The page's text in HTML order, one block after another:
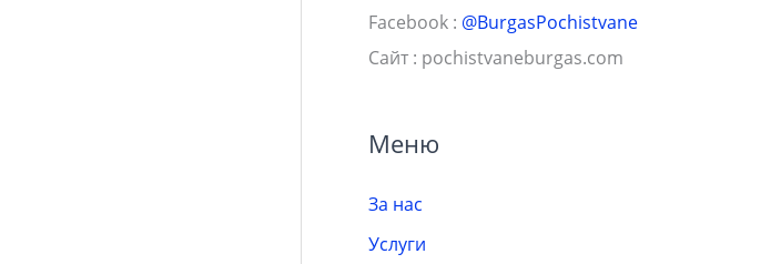
Facebook : @BurgasPochistvane
Сайт : pochistvaneburgas.com
Меню
За нас
Услуги